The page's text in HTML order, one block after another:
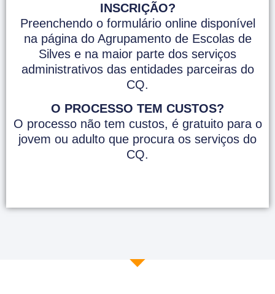
INSCRIÇÃO?
Preenchendo o formulário online disponível
na página do Agrupamento de Escolas de
Silves e na maior parte dos serviços
administrativos das entidades parceiras do
CQ.
O PROCESSO TEM CUSTOS?
O processo não tem custos, é gratuito para o
jovem ou adulto que procura os serviços do
CQ.